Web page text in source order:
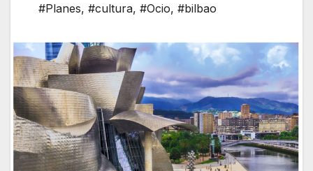
#Planes, #cultura, #Ocio, #bilbao